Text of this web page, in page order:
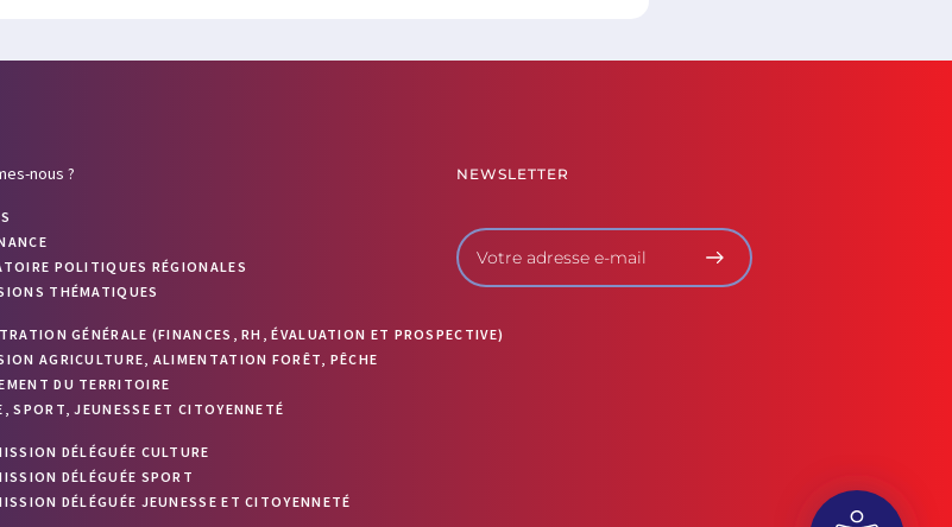
nous ?
POLITIQUES RÉGIONALES
THÉMATIQUES
GÉNÉRALE (FINANCES, RH, ÉVALUATION ET PROSPECTIVE)
AGRICULTURE, ALIMENTATION FORÊT, PÊCHE
DU TERRITOIRE
SPORT, JEUNESSE ET CITOYENNETÉ
DÉLÉGUÉE CULTURE
DÉLÉGUÉE SPORT
DÉLÉGUÉE JEUNESSE ET CITOYENNETÉ
NEWSLETTER